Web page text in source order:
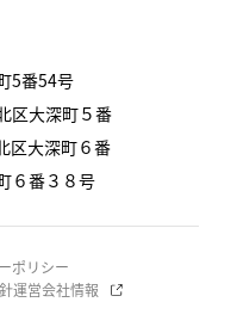
5番54号
区大深町５番
区大深町６番
６番３８号
ポリシー
運営会社情報